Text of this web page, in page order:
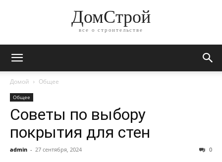
ДомСтрой
все о строительстве
Домой Общее
Общее
Советы по выбору
покрытия для стен
admin - 27 сентября, 2024 0